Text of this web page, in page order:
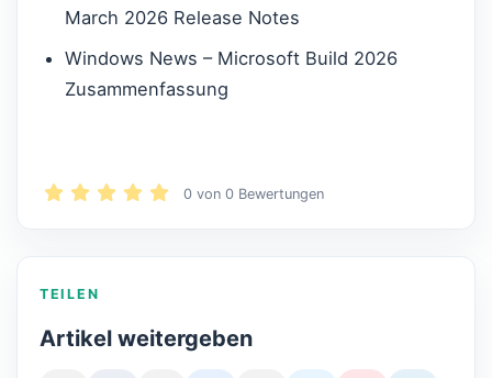
March 2026 Release Notes
Windows News – Microsoft Build 2026
Zusammenfassung
0 von0 Bewertungen
TEILEN
Artikel weitergeben